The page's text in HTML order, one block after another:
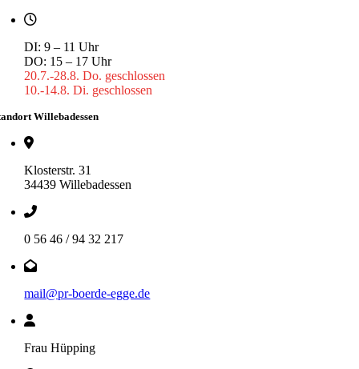
DI: 9 – 11 Uhr
DO: 15 – 17 Uhr
20.7.-28.8. Do. geschlossen
10.-14.8. Di. geschlossen
Willebadessen
Klosterstr. 31
34439 Willebadessen
0 56 46 / 94 32 217
mail@pr-boerde-egge.de
Frau Hüpping